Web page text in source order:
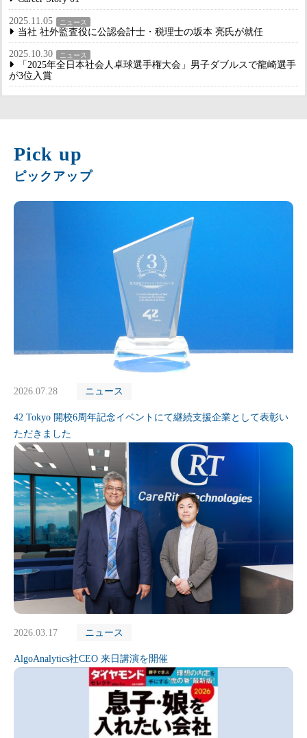
2025.11.05 ニュース
当社 社外監査役に公認会計士・税理士の坂本 亮氏が就任
2025.10.30 ニュース
「2025年全日本社会人卓球選手権大会」男子ダブルスで龍崎選手
が3位入賞
Pick up
ピックアップ
2026.07.28 ニュース
42 Tokyo 開校6周年記念イベントにて継続支援企業として表彰い
ただきました
2026.03.17 ニュース
AlgoAnalytics社CEO 来日講演を開催